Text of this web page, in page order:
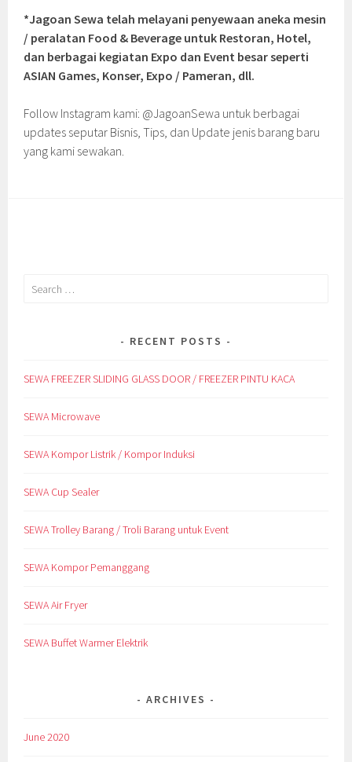
*Jagoan Sewa telah melayani penyewaan aneka mesin
/ peralatan Food & Beverage untuk Restoran, Hotel,
dan berbagai kegiatan Expo dan Event besar seperti
ASIAN Games, Konser, Expo / Pameran, dll.
Follow Instagram kami: @JagoanSewa untuk berbagai
updates seputar Bisnis, Tips, dan Update jenis barang baru
yang kami sewakan.
Search
RECENT POSTS
SEWA FREEZER SLIDING GLASS DOOR / FREEZER PINTU KACA
SEWA Microwave
SEWA Kompor Listrik / Kompor Induksi
SEWA Cup Sealer
SEWA Trolley Barang / Troli Barang untuk Event
SEWA Kompor Pemanggang
SEWA Air Fryer
SEWA Buffet Warmer Elektrik
ARCHIVES
June 2020